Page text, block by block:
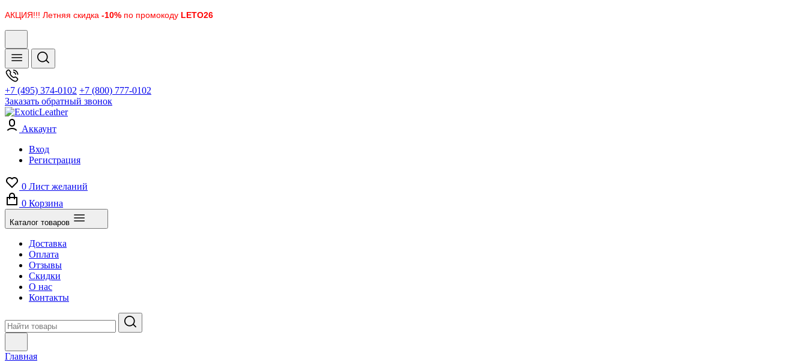
АКЦИЯ!!! Летняя скидка -10% по промокоду LETO26
+7 (495) 374-0102 +7 (800) 777-0102
Заказать обратный звонок
Аккаунт
Вход
Регистрация
0 Лист желаний
0 Корзина
Каталог товаров
Доставка
Оплата
Отзывы
Скидки
О нас
Контакты
Главная